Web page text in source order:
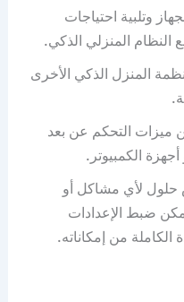
وتلبية احتياجات
النظام المنزلي الذكي.
المنزل الذكي الأخرى
ميزات التحكم عن بعد
الكمبيوتر.
لأي مشاكل أو
ضبط الإعدادات
الكاملة من إمكاناته.